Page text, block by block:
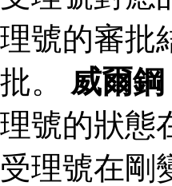
理號的審批
批。 威爾鋼
理號的狀態
受理號在剛